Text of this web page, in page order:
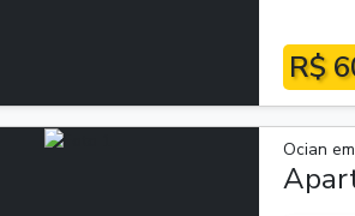
R$
Ocian